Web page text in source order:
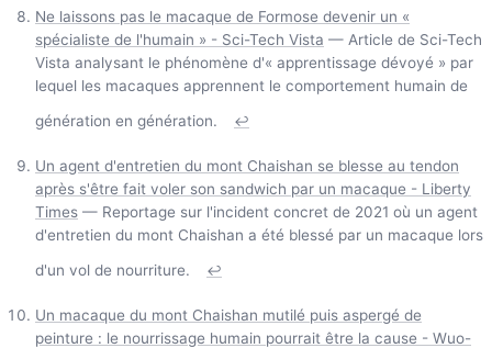
Ne laissons pas le macaque de Formose devenir un «
spécialiste de l'humain » - Sci-Tech Vista — Article de Sci-Tech
Vista analysant le phénomène d'« apprentissage dévoyé » par
lequel les macaques apprennent le comportement humain de
génération en génération.
↩
Un agent d'entretien du mont Chaishan se blesse au tendon
après s'être fait voler son sandwich par un macaque - Liberty
Times — Reportage sur l'incident concret de 2021 où un agent
d'entretien du mont Chaishan a été blessé par un macaque lors
d'un vol de nourriture.
↩
Un macaque du mont Chaishan mutilé puis aspergé de
peinture : le nourrissage humain pourrait être la cause - Wuo-